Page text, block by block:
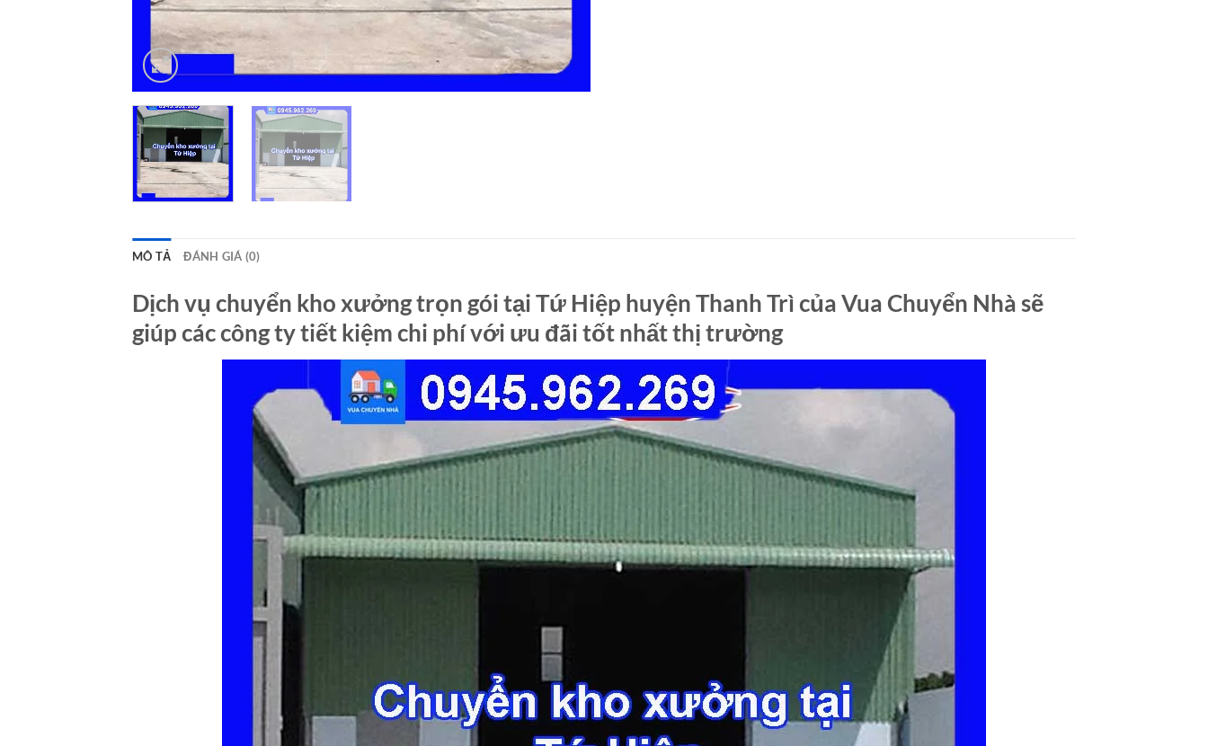
MÔ TẢ ĐÁNH GIÁ (0)
Dịch vụ chuyển kho xưởng trọn gói tại Tứ Hiệp huyện Thanh Trì của Vua Chuyển Nhà sẽ
giúp các công ty tiết kiệm chi phí với ưu đãi tốt nhất thị trường